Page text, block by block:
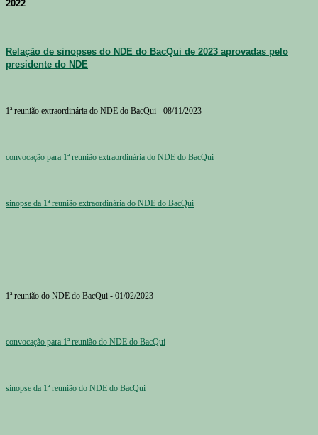
2022
Relação de sinopses do NDE do BacQui de 2023 aprovadas pelo
presidente do NDE
1ª reunião extraordinária do NDE do BacQui - 08/11/2023
convocação para 1ª reunião extraordinária do NDE do BacQui
sinopse da 1ª reunião extraordinária do NDE do BacQui
1ª reunião do NDE do BacQui - 01/02/2023
convocação para 1ª reunião do NDE do BacQui
sinopse da 1ª reunião do NDE do BacQui